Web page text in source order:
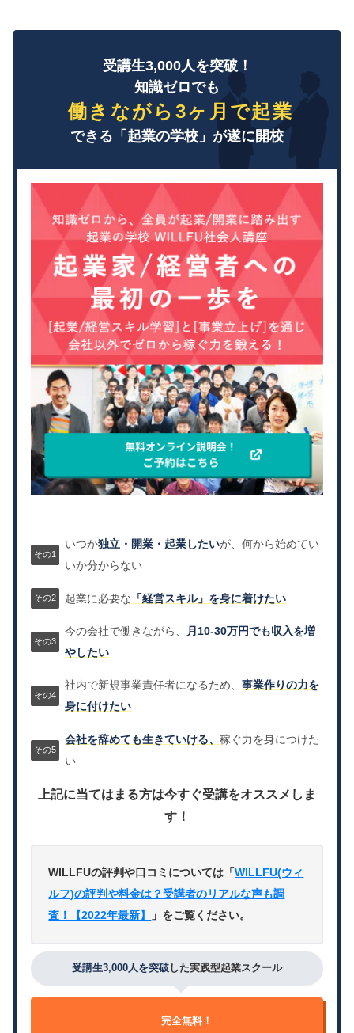
受講生3,000人を突破！
知識ゼロでも
働きながら3ヶ月で起業
できる「起業の学校」が遂に開校
いつか独立・開業・起業したいが、何から始めてい
いか分からない
起業に必要な 「経営スキル」を身に着けたい
今の会社で働きながら、
月10-30万円でも収入を増
やしたい
社内で新規事業責任者になるため、事業作りの力を
身に付けたい
会社を辞めても生きていける、稼ぐ力を身につけた
い
上記に当てはまる方は今すぐ受講をオススメしま
す！
WILLFUの評判や口コミについては「WILLFU(ウィ
ルフ)の評判や料金は？受講者のリアルな声も調
査！【2022年最新】
」をご覧ください。
受講生3,000人を突破 した実践型起業スクール
完全無料！